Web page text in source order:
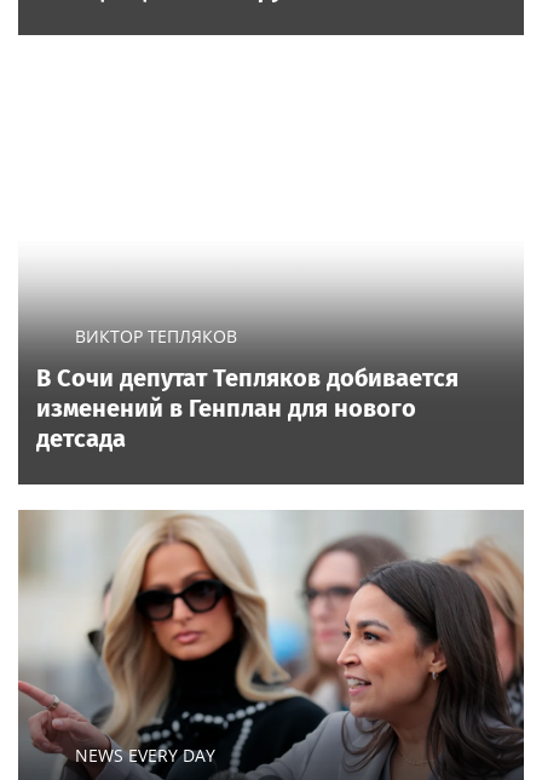
ВИКТОР ТЕПЛЯКОВ
В Сочи депутат Тепляков добивается
изменений в Генплан для нового
детсада
NEWS EVERY DAY